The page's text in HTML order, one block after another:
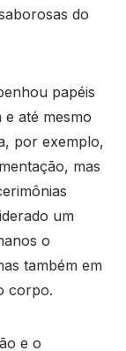
do
papéis
até mesmo
por exemplo,
mas
um
o
também em
corpo.
e o